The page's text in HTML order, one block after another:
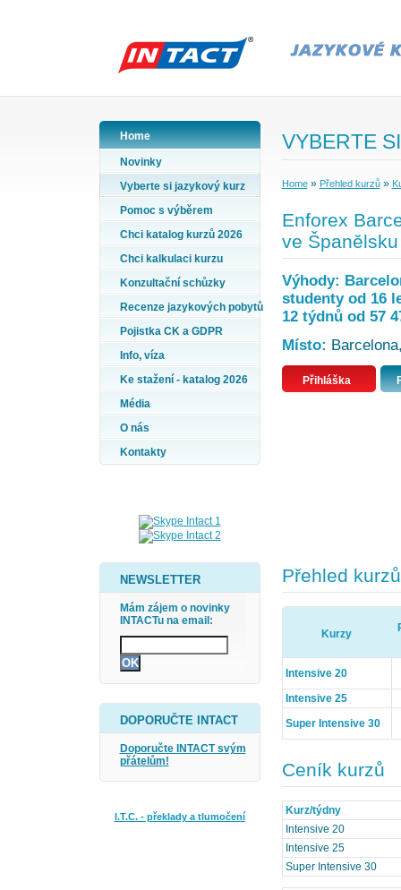
Home
Novinky
Vyberte si jazykový kurz
Pomoc s výběrem
Chci katalog kurzů 2026
Chci kalkulaci kurzu
Konzultační schůzky
Recenze jazykových pobytů
Pojistka CK a GDPR
Info, víza
Ke stažení - katalog 2026
Média
O nás
Kontakty
NEWSLETTER
Mám zájem o novinky
INTACTu na email:
DOPORUČTE INTACT
Doporučte INTACT svým
přátelům!
I.T.C. - překlady a tlumočení
VYBERTE
Home» Přehled kurzů»
Enforex
ve
Výhody:
studenty od 16
12 týdnů od 57
Místo:
Přihláška
Přehled kurzů
Kurzy
Intensive 20
Intensive 25
Super Intensive 30
Ceník kurzů
Kurz/týdny
Intensive 20
Intensive 25
Super Intensive 30